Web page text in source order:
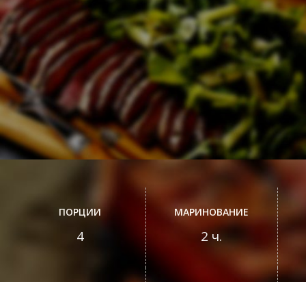
ПОРЦИИ
4
МАРИНОВАНИЕ
2 ч.